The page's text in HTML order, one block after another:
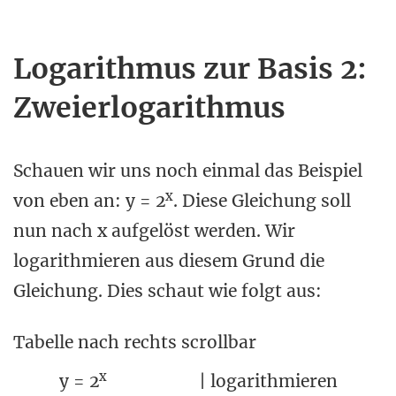
Logarithmus zur Basis 2:
Zweierlogarithmus
Schauen wir uns noch einmal das Beispiel
von eben an: y = 2x. Diese Gleichung soll
nun nach x aufgelöst werden. Wir
logarithmieren aus diesem Grund die
Gleichung. Dies schaut wie folgt aus:
Tabelle nach rechts scrollbar
y = 2x | logarithmieren